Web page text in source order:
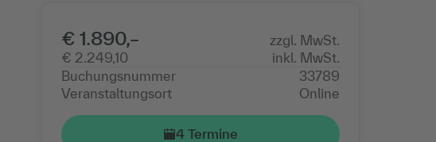
€ 1.890,–
zzgl. MwSt.
€ 2.249,10
inkl. MwSt.
Buchungsnummer
33789
Veranstaltungsort
Online
4 Termine